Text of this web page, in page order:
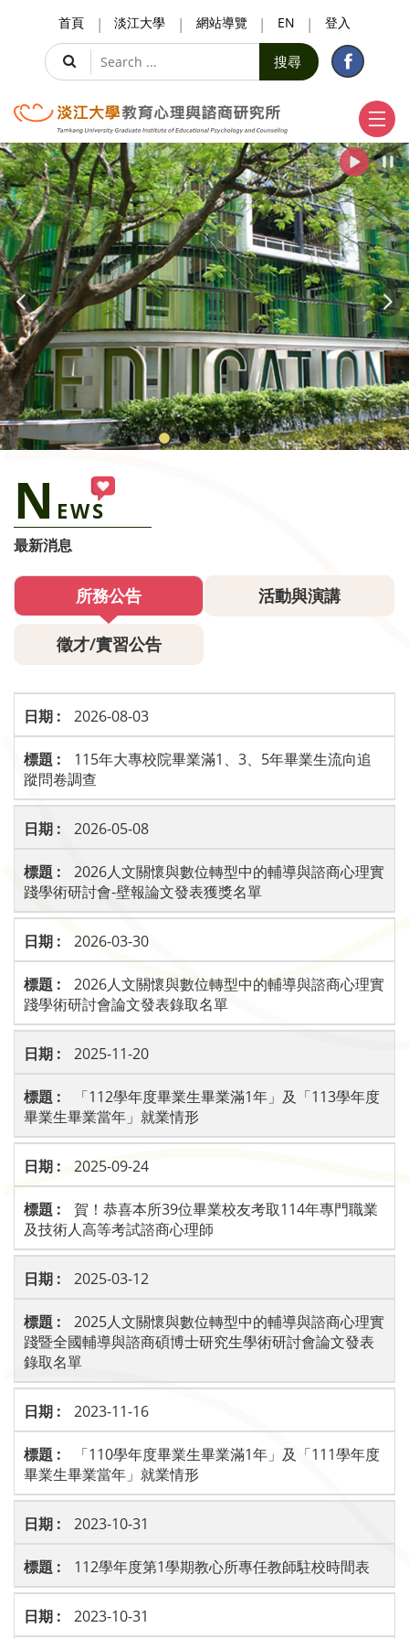
首頁 淡江大學 網站導覽 EN 登入
搜尋
Previous
N EWS
最新消息
所務公告 活動與演講
徵才/實習公告
2026-08-03
115年大專校院畢業滿1、3、5年畢業生流向追
蹤問卷調查
2026-05-08
2026人文關懷與數位轉型中的輔導與諮商心理實
踐學術研討會-壁報論文發表獲獎名單
2026-03-30
2026人文關懷與數位轉型中的輔導與諮商心理實
踐學術研討會論文發表錄取名單
2025-11-20
「112學年度畢業生畢業滿1年」及「113學年度
畢業生畢業當年」就業情形
2025-09-24
賀！恭喜本所39位畢業校友考取114年專門職業
及技術人高等考試諮商心理師
2025-03-12
2025人文關懷與數位轉型中的輔導與諮商心理實
踐暨全國輔導與諮商碩博士研究生學術研討會論文發表
錄取名單
2023-11-16
「110學年度畢業生畢業滿1年」及「111學年度
畢業生畢業當年」就業情形
2023-10-31
112學年度第1學期教心所專任教師駐校時間表
2023-10-31